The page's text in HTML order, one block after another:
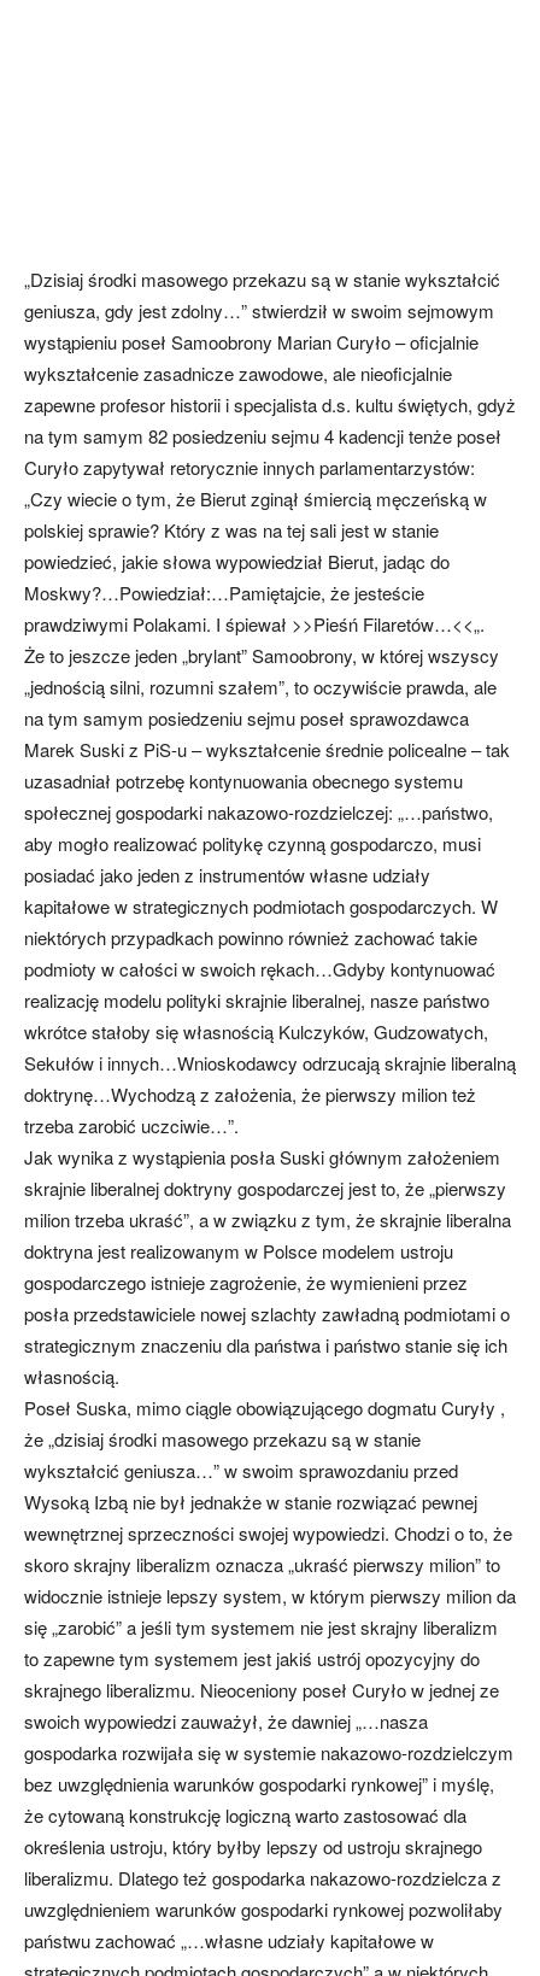
„Dzisiaj środki masowego przekazu są w stanie wykształcić
geniusza, gdy jest zdolny…” stwierdził w swoim sejmowym
wystąpieniu poseł Samoobrony Marian Curyło – oficjalnie
wykształcenie zasadnicze zawodowe, ale nieoficjalnie
zapewne profesor historii i specjalista d.s. kultu świętych, gdyż
na tym samym 82 posiedzeniu sejmu 4 kadencji tenże poseł
Curyło zapytywał retorycznie innych parlamentarzystów:
„Czy wiecie o tym, że Bierut zginął śmiercią męczeńską w
polskiej sprawie? Który z was na tej sali jest w stanie
powiedzieć, jakie słowa wypowiedział Bierut, jadąc do
Moskwy?…Powiedział:…Pamiętajcie, że jesteście
prawdziwymi Polakami. I śpiewał >>Pieśń Filaretów…<<„.
Że to jeszcze jeden „brylant” Samoobrony, w której wszyscy
„jednością silni, rozumni szałem”, to oczywiście prawda, ale
na tym samym posiedzeniu sejmu poseł sprawozdawca
Marek Suski z PiS-u – wykształcenie średnie policealne – tak
uzasadniał potrzebę kontynuowania obecnego systemu
społecznej gospodarki nakazowo-rozdzielczej: „…państwo,
aby mogło realizować politykę czynną gospodarczo, musi
posiadać jako jeden z instrumentów własne udziały
kapitałowe w strategicznych podmiotach gospodarczych. W
niektórych przypadkach powinno również zachować takie
podmioty w całości w swoich rękach…Gdyby kontynuować
realizację modelu polityki skrajnie liberalnej, nasze państwo
wkrótce stałoby się własnością Kulczyków, Gudzowatych,
Sekułów i innych…Wnioskodawcy odrzucają skrajnie liberalną
doktrynę…Wychodzą z założenia, że pierwszy milion też
trzeba zarobić uczciwie…”.
Jak wynika z wystąpienia posła Suski głównym założeniem
skrajnie liberalnej doktryny gospodarczej jest to, że „pierwszy
milion trzeba ukraść”, a w związku z tym, że skrajnie liberalna
doktryna jest realizowanym w Polsce modelem ustroju
gospodarczego istnieje zagrożenie, że wymienieni przez
posła przedstawiciele nowej szlachty zawładną podmiotami o
strategicznym znaczeniu dla państwa i państwo stanie się ich
własnością.
Poseł Suska, mimo ciągle obowiązującego dogmatu Curyły ,
że „dzisiaj środki masowego przekazu są w stanie
wykształcić geniusza…” w swoim sprawozdaniu przed
Wysoką Izbą nie był jednakże w stanie rozwiązać pewnej
wewnętrznej sprzeczności swojej wypowiedzi. Chodzi o to, że
skoro skrajny liberalizm oznacza „ukraść pierwszy milion” to
widocznie istnieje lepszy system, w którym pierwszy milion da
się „zarobić” a jeśli tym systemem nie jest skrajny liberalizm
to zapewne tym systemem jest jakiś ustrój opozycyjny do
skrajnego liberalizmu. Nieoceniony poseł Curyło w jednej ze
swoich wypowiedzi zauważył, że dawniej „…nasza
gospodarka rozwijała się w systemie nakazowo-rozdzielczym
bez uwzględnienia warunków gospodarki rynkowej” i myślę,
że cytowaną konstrukcję logiczną warto zastosować dla
określenia ustroju, który byłby lepszy od ustroju skrajnego
liberalizmu. Dlatego też gospodarka nakazowo-rozdzielcza z
uwzględnieniem warunków gospodarki rynkowej pozwoliłaby
państwu zachować „…własne udziały kapitałowe w